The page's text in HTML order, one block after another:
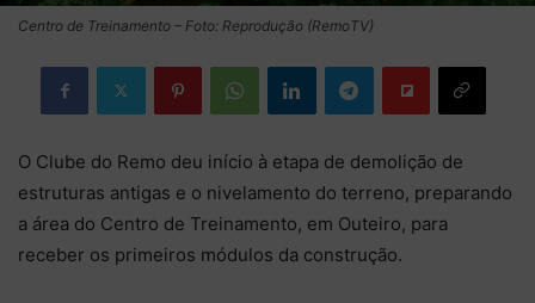
Centro de Treinamento – Foto: Reprodução (RemoTV)
O Clube do Remo deu início à etapa de demolição de
estruturas antigas e o nivelamento do terreno, preparando
a área do Centro de Treinamento, em Outeiro, para
receber os primeiros módulos da construção.